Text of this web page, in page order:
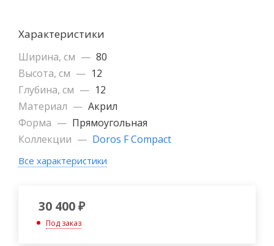
Характеристики
Ширина, см — 80
Высота, см — 12
Глубина, см — 12
Материал — Акрил
Форма — Прямоугольная
Коллекции — Doros F Compact
Все характеристики
30 400₽
Под заказ